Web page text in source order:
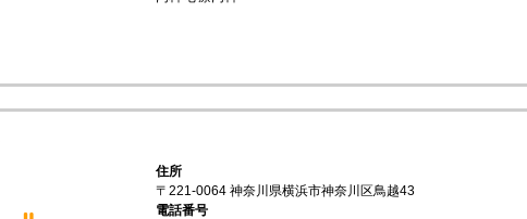
住所
〒221-0064 神奈川県横浜市神奈川区鳥越43
電話番号